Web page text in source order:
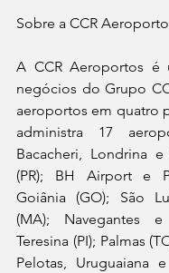
Sobre a CCR
A CCR Aeroportos é
negócios do Grupo
aeroportos em quatro
administra 17
Bacacheri, Londrina
(PR); BH Airport e
Goiânia (GO); São
(MA); Navegantes
Teresina (PI); Palmas
Pelotas, Uruguaiana